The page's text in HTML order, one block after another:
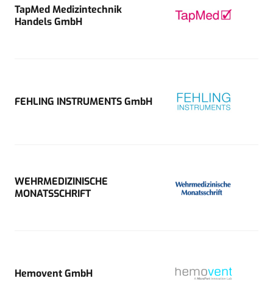
TapMed Medizintechnik
Handels GmbH
FEHLING INSTRUMENTS GmbH
WEHRMEDIZINISCHE
MONATSSCHRIFT
Hemovent GmbH